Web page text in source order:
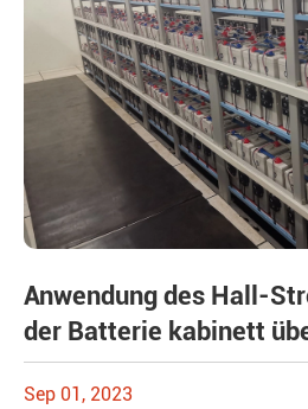
Anwendung des Hall-
der Batterie kabinett
Sep 01, 2023